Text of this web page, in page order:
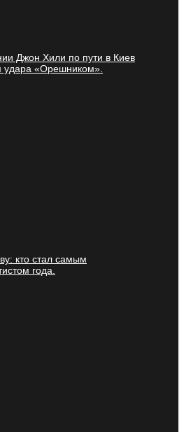
Джон Хили по пути в Киев
удара «Орешником».
кто стал самым
года.